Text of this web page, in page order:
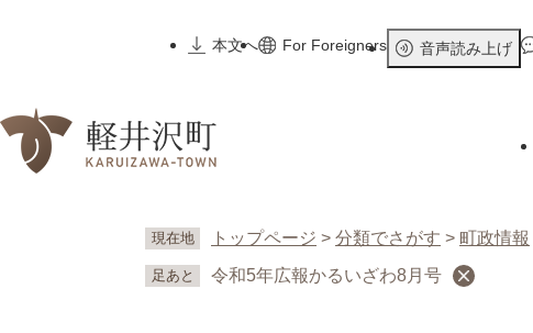
先
本文へ
For Foreigners 音声読み上げ
現在地 トップページ > 分類でさがす > 町政情報
足あと 令和5年広報かるいざわ8月号